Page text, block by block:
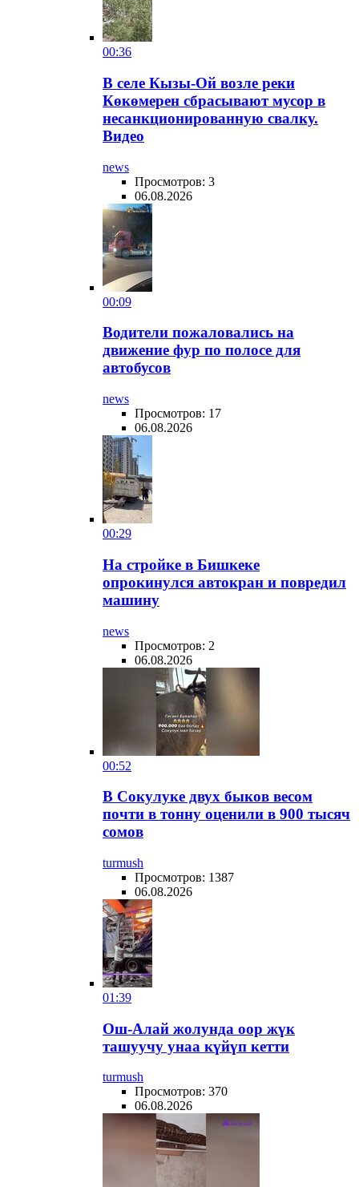
00:36
В селе Кызы-Ой возле реки
Көкөмерен сбрасывают мусор в
несанкционированную свалку.
Видео
news
Просмотров: 3
06.08.2026
00:09
Водители пожаловались на
движение фур по полосе для
автобусов
news
Просмотров: 17
06.08.2026
00:29
На стройке в Бишкеке
опрокинулся автокран и повредил
машину
news
Просмотров: 2
06.08.2026
00:52
В Сокулуке двух быков весом
почти в тонну оценили в 900 тысяч
сомов
turmush
Просмотров: 1387
06.08.2026
01:39
Ош-Алай жолунда оор жүк
ташуучу унаа күйүп кетти
turmush
Просмотров: 370
06.08.2026